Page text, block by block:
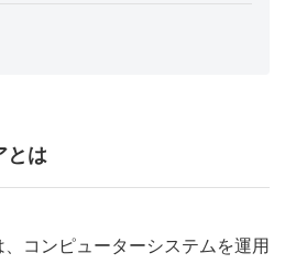
とは
コンピューターシステムを運用